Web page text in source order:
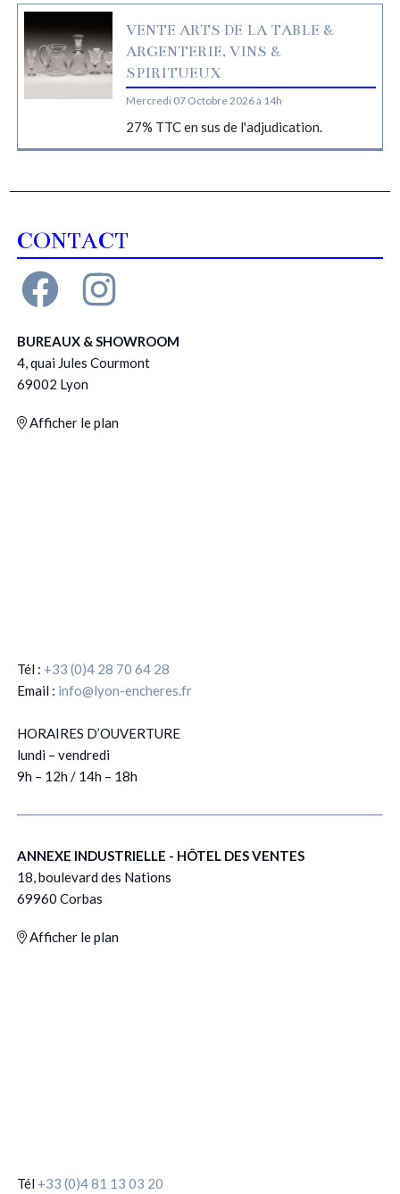
VENTE ARTS DE LA TABLE &
ARGENTERIE, VINS &
SPIRITUEUX
Mercredi 07 Octobre 2026 à 14h
27% TTC en sus de l'adjudication.
CONTACT
BUREAUX & SHOWROOM
4, quai Jules Courmont
69002 Lyon
Afficher le plan
Tél : +33 (0)4 28 70 64 28
Email : info@lyon-encheres.fr
HORAIRES D’OUVERTURE
lundi – vendredi
9h – 12h / 14h – 18h
ANNEXE INDUSTRIELLE - HÔTEL DES VENTES
18, boulevard des Nations
69960 Corbas
Afficher le plan
Tél +33 (0)4 81 13 03 20